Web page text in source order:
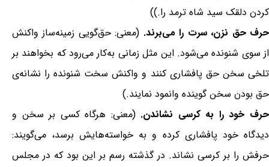
کردن دلقک سید شاه ترمد را.))
حرف حق نزن، سرت را می‌برند. (معنی: حق‌گویی زمینه‌ساز واکنش
از سوی شنونده می‌شود. این مثل زمانی به‌کار می‌رود که بخواهند بر
تلخی سخن حق پافشاری کنند و واکنش سخت شنونده را نشانه‌ی
حق بودن سخن گوینده وانمود نمایند.)
حرف خود را به کرسی نشاندن.(معنی: هرگاه کسی بر سخن و
دیدگاه خود پافشاری کرده و به خواسته‌هایش برسد، می‌گویند:
حرفش را بر کرسی نشاند. در گذشته رسم بر این بود که در مجلس